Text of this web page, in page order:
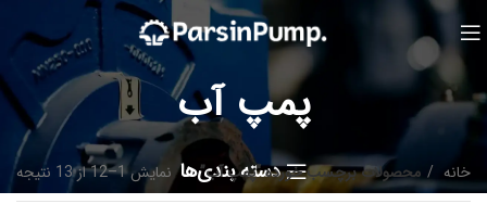
پمپ آب
دسته بندی‌ها خانه محصولات برچسب خورده “پمپ آب”
نمایش 1–12 از 13 نتیجه